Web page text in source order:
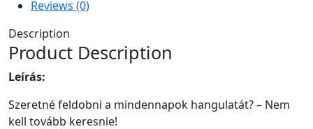
Reviews (0)
Description
Product Description
Leírás:
Szeretné feldobni a mindennapok hangulatát? – Nem
kell tovább keresnie!